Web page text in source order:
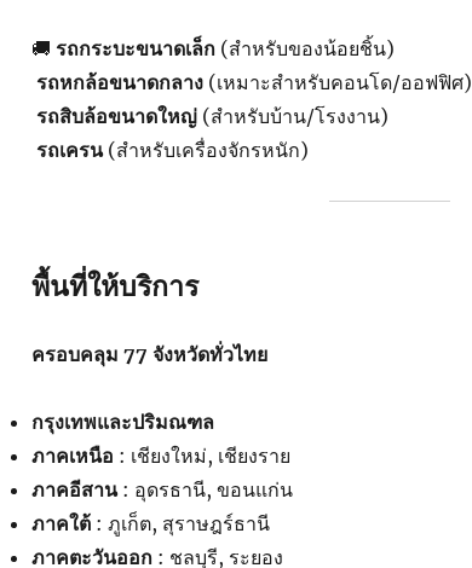
🚚 รถกระบะขนาดเล็ก (สำหรับของน้อยชิ้น)
รถหกล้อขนาดกลาง (เหมาะสำหรับคอนโด/ออฟฟิศ)
รถสิบล้อขนาดใหญ่ (สำหรับบ้าน/โรงงาน)
รถเครน(สำหรับเครื่องจักรหนัก)
พื้นที่ให้บริการ
ครอบคลุม 77 จังหวัดทั่วไทย
กรุงเทพและปริมณฑล
ภาคเหนือ : เชียงใหม่, เชียงราย
ภาคอีสาน: อุดรธานี, ขอนแก่น
ภาคใต้ : ภูเก็ต, สุราษฎร์ธานี
ภาคตะวันออก : ชลบุรี, ระยอง